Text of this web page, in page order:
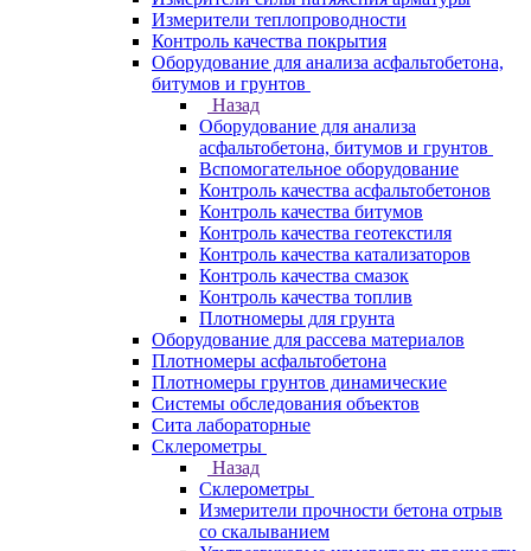
Измерители теплопроводности
Контроль качества покрытия
Оборудование для анализа асфальтобетона,
битумов и грунтов
Назад
Оборудование для анализа
асфальтобетона, битумов и грунтов
Вспомогательное оборудование
Контроль качества асфальтобетонов
Контроль качества битумов
Контроль качества геотекстиля
Контроль качества катализаторов
Контроль качества смазок
Контроль качества топлив
Плотномеры для грунта
Оборудование для рассева материалов
Плотномеры асфальтобетона
Плотномеры грунтов динамические
Системы обследования объектов
Сита лабораторные
Склерометры
Назад
Склерометры
Измерители прочности бетона отрыв
со скалыванием